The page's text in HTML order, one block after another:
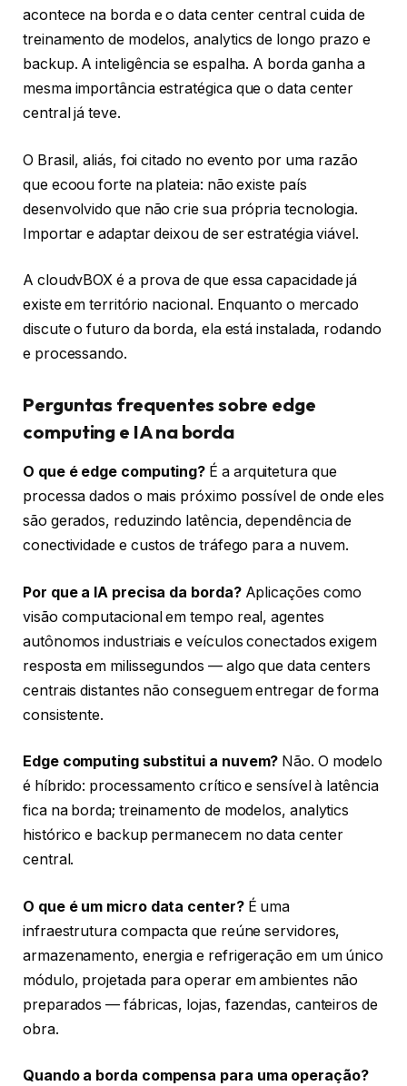
acontece na borda e o data center central cuida de
treinamento de modelos, analytics de longo prazo e
backup. A inteligência se espalha. A borda ganha a
mesma importância estratégica que o data center
central já teve.
O Brasil, aliás, foi citado no evento por uma razão
que ecoou forte na plateia: não existe país
desenvolvido que não crie sua própria tecnologia.
Importar e adaptar deixou de ser estratégia viável.
A cloudvBOX é a prova de que essa capacidade já
existe em território nacional. Enquanto o mercado
discute o futuro da borda, ela está instalada, rodando
e processando.
Perguntas frequentes sobre edge
computing e IA na borda
O que é edge computing? É a arquitetura que
processa dados o mais próximo possível de onde eles
são gerados, reduzindo latência, dependência de
conectividade e custos de tráfego para a nuvem.
Por que a IA precisa da borda?Aplicações como
visão computacional em tempo real, agentes
autônomos industriais e veículos conectados exigem
resposta em milissegundos — algo que data centers
centrais distantes não conseguem entregar de forma
consistente.
Edge computing substitui a nuvem? Não. O modelo
é híbrido: processamento crítico e sensível à latência
fica na borda; treinamento de modelos, analytics
histórico e backup permanecem no data center
central.
O que é um micro data center?É uma
infraestrutura compacta que reúne servidores,
armazenamento, energia e refrigeração em um único
módulo, projetada para operar em ambientes não
preparados — fábricas, lojas, fazendas, canteiros de
obra.
Quando a borda compensa para uma operação?